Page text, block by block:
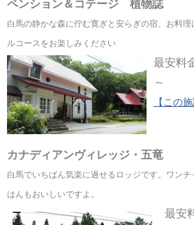
ペンション＆コテージ 植物誌
白馬の静かな森に佇む寛ぎと安らぎの宿、お料
ルコースをお楽しみください
最安料
～
【この
カナディアンヴィレッジ・五竜
白馬でいちばん気楽に過せるロッジです。ワン
はんもおいしいですよ。
最安